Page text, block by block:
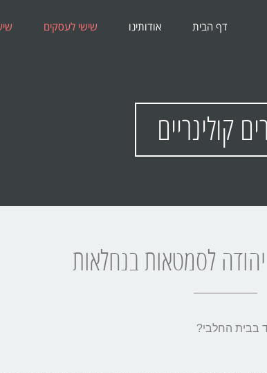
דף הבית אודותינו שישי לעסקים
קולינריים
לסמטאות בנחלאות
בבית החלבי?